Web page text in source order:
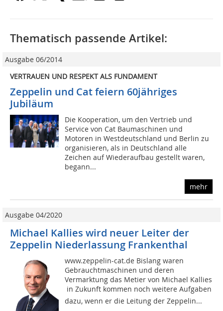
Thematisch passende Artikel:
Ausgabe 06/2014
VERTRAUEN UND RESPEKT ALS FUNDAMENT
Zeppelin und Cat feiern 60jähriges
Jubiläum
Die Kooperation, um den Vertrieb und
Service von Cat Baumaschinen und
Motoren in Westdeutschland und Berlin zu
organisieren, als in Deutschland alle
Zeichen auf Wiederaufbau gestellt waren,
begann...
mehr
Ausgabe 04/2020
Michael Kallies wird neuer Leiter der
Zeppelin Niederlassung Frankenthal
www.zeppelin-cat.de Bislang waren
Gebrauchtmaschinen und deren
Vermarktung das Metier von Michael Kallies
 in Zukunft kommen noch weitere Aufgaben
dazu, wenn er die Leitung der Zeppelin...